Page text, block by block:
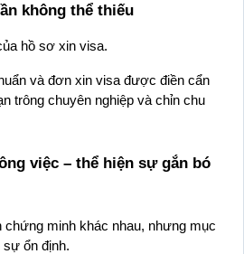
không thể thiếu
hồ sơ xin visa.
và đơn xin visa được điền cẩn
trông chuyên nghiệp và chỉn chu
việc – thể hiện sự gắn bó
minh khác nhau, nhưng mục
sự ổn định.